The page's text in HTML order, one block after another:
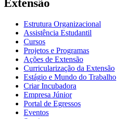
Extensão
Estrutura Organizacional
Assistência Estudantil
Cursos
Projetos e Programas
Ações de Extensão
Curricularização da Extensão
Estágio e Mundo do Trabalho
Criar Incubadora
Empresa Júnior
Portal de Egressos
Eventos